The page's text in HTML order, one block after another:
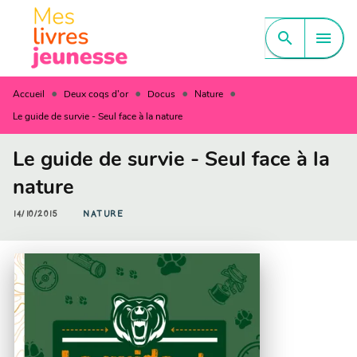
MENU CONTENU
PIED DE PAGE
search menu
Accueil • Deux coqs d'or • Docus • Nature •
Le guide de survie - Seul face à la nature
Le guide de survie - Seul face à la
nature
14/10/2015 NATURE